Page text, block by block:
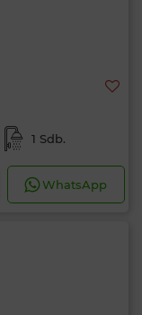
1 Sdb.
WhatsApp